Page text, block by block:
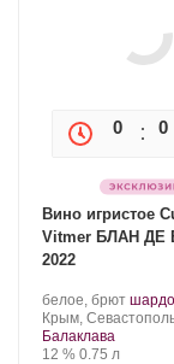
0 0
Вино игристое
Vitmer БЛАН ДЕ
2022
Производитель:
Золотая
Балка.
белое, брют .
Сорт
Регион:
Крым,
Балаклава
Крепость
12 %. Объем
0.75 л